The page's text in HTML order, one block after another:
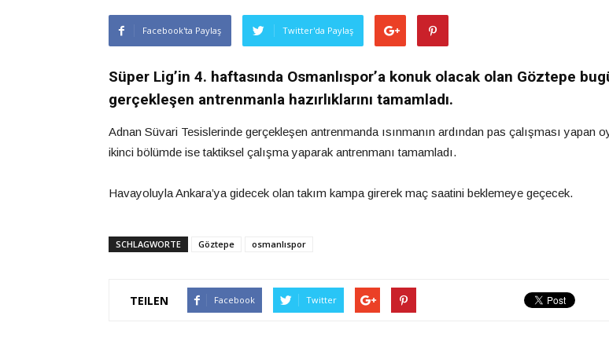
Facebook'ta Paylaş Twitter'da Paylaş
Süper Lig’in 4. haftasında Osmanlıspor’a konuk olacak olan Göztepe
gerçekleşen antrenmanla hazırlıklarını tamamladı.
Adnan Süvari Tesislerinde gerçekleşen antrenmanda ısınmanın ardından pas çalışması yapan
ikinci bölümde ise taktiksel çalışma yaparak antrenmanı tamamladı.
Havayoluyla Ankara’ya gidecek olan takım kampa girerek maç saatini beklemeye geçecek.
SCHLAGWORTE Göztepe osmanlıspor
TEILEN Facebook Twitter